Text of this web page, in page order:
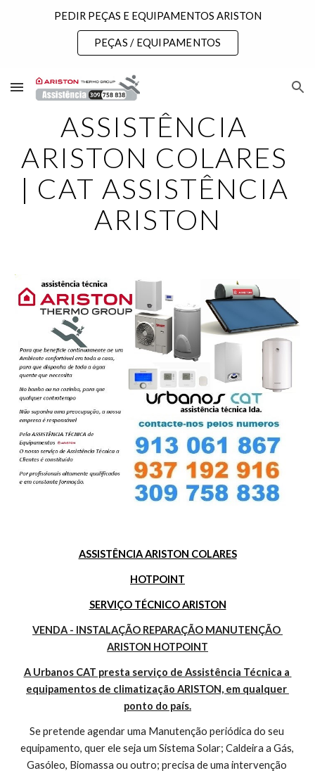
Skip to main content
PEDIR PEÇAS E EQUIPAMENTOS ARISTON
PEÇAS / EQUIPAMENTOS
ASSISTÊNCIA
ARISTON COLARES
| CAT ASSISTÊNCIA
ARISTON
ASSISTÊNCIA ARISTON COLARES
HOTPOINT
SERVIÇO TÉCNICO ARISTON
VENDA - INSTALAÇÃO REPARAÇÃO MANUTENÇÃO
ARISTON HOTPOINT
A Urbanos CAT presta serviço de Assistência Técnica a
equipamentos de climatização ARISTON, em qualquer
ponto do país.
Se pretende agendar uma Manutenção periódica do seu
equipamento, quer ele seja um Sistema Solar; Caldeira a Gás,
Gasóleo, Biomassa ou outro; precisa de uma intervenção